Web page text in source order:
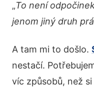
„To není
jenom jiný druh
A tam mi to došlo.
nestačí.
víc způsobů, než si